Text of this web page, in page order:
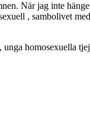
När jag inte
, sambolivet
homosexuella